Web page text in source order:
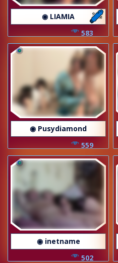
◉ LIAMIA
583
◉ Pusydiamond
559
◉ inetname
502